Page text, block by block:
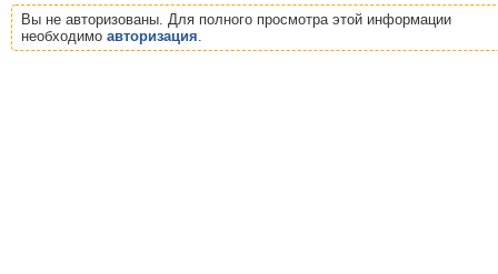
Вы не авторизованы. Для полного просмотра этой информации
необходимо авторизация.